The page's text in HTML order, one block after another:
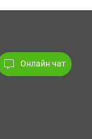
Онлайн чат